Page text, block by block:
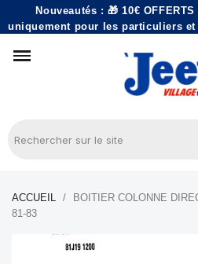
Nouveautés : 🎁 10€
uniquement pour les particuliers
ACCUEIL
BOITIER COLONNE
81-83